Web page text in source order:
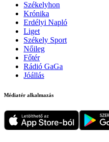
Székelyhon
Krónika
Erdélyi Napló
Liget
Székely Sport
Nőileg
Főtér
Rádió GaGa
Jóállás
Médiatér alkalmazás